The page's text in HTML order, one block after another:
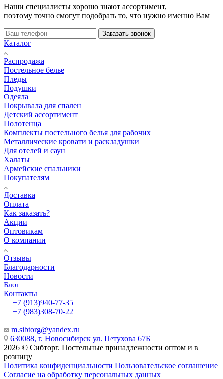
Наши специалисты хорошо знают ассортимент,
поэтому точно смогут подобрать то, что нужно именно Вам
Заказать звонок
Каталог
Распродажа
Постельное белье
Пледы
Подушки
Одеяла
Покрывала для спален
Детский ассортимент
Полотенца
Комплекты постельного белья для рабочих
Металлические кровати и раскладушки
Для отелей и саун
Халаты
Армейские спальники
Покупателям
Доставка
Оплата
Как заказать?
Акции
Оптовикам
О компании
Отзывы
Благодарности
Новости
Блог
Контакты
+7 (913)940-77-35
+7 (983)308-70-22
m.sibtorg@yandex.ru
630088, г. Новосибирск ул. Петухова 67Б
2026 © Сибторг. Постельные принадлежности оптом и в
розницу
Политика конфиденциальности Пользовательское соглашение
Согласие на обработку персональных данных